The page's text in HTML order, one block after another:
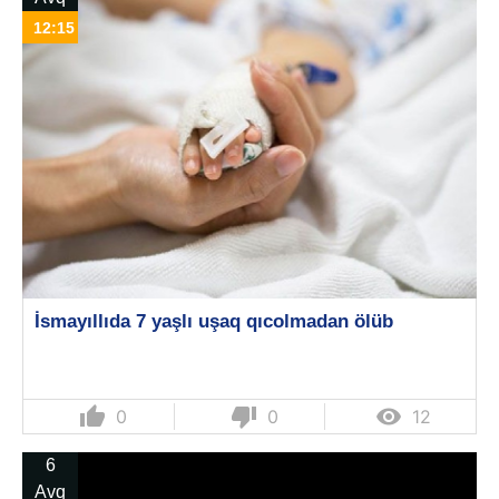
12:15
İsmayıllıda 7 yaşlı uşaq qıcolmadan ölüb
thumb_up 0 thumb_down 0  12
6
Avq